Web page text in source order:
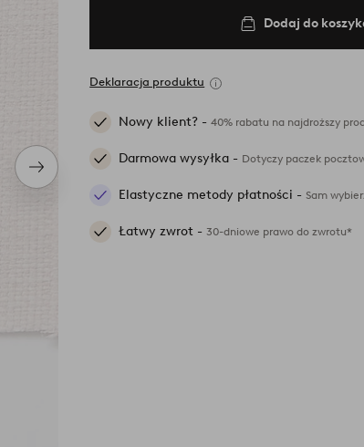
Następny
produkt
Dodaj do
Deklaracja produktu
Nowy klient? -40% rabatu na najdroższy
Darmowa wysyłka - Dotyczy paczek
Elastyczne metody płatności -Sam
Łatwy zwrot -30-dniowe prawo do zwrotu*